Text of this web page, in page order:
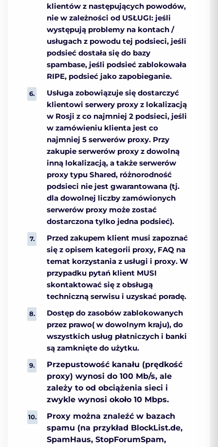
klientów z następujących powodów,
nie w zależności od USŁUGI: jeśli
występują problemy na kontach /
usługach z powodu tej podsieci, jeśli
podsieć dostała się do bazy
spambase, jeśli podsieć zablokowała
RIPE, podsieć jako zapobieganie.
Usługa zobowiązuje się dostarczyć
klientowi serwery proxy z lokalizacją
w Rosji z co najmniej 2 podsieci, jeśli
w zamówieniu klienta jest co
najmniej 5 serwerów proxy. Przy
zakupie serwerów proxy z dowolną
inną lokalizacją, a także serwerów
proxy typu Shared, różnorodność
podsieci nie jest gwarantowana (tj.
dla dowolnej liczby zamówionych
serwerów proxy może zostać
dostarczona tylko jedna podsieć).
Przed zakupem klient musi zapoznać
się z opisem kategorii proxy, FAQ na
temat korzystania z usługi i proxy. W
przypadku pytań klient MUSI
skontaktować się z obsługą
techniczną serwisu i uzyskać poradę.
Dostęp do zasobów zablokowanych
przez prawo( w dowolnym kraju), do
wszystkich usług płatniczych i banki
są zamknięte do użytku.
Przepustowość kanału (prędkość
proxy) wynosi do 100 Mb/s, ale
zależy to od obciążenia sieci i
zwykle wynosi około 10 Mbps.
Proxy można znaleźć w bazach
spamu (na przykład BlockList.de,
SpamHaus, StopForumSpam,